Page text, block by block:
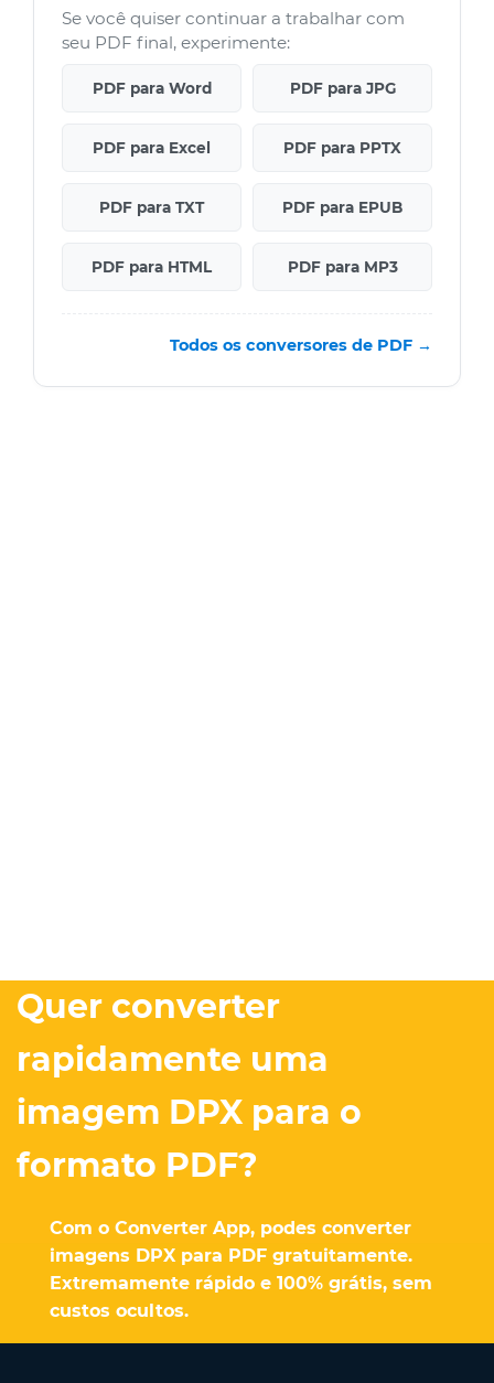
Se você quiser continuar a trabalhar com
seu PDF final, experimente:
PDF para Word PDF para JPG
PDF para Excel PDF para PPTX
PDF para TXT PDF para EPUB
PDF para HTML PDF para MP3
Todos os conversores de PDF →
Quer converter
rapidamente uma
imagem DPX para o
formato PDF?
Com o Converter App, podes converter
imagens DPX para PDF gratuitamente.
Extremamente rápido e 100% grátis, sem
custos ocultos.